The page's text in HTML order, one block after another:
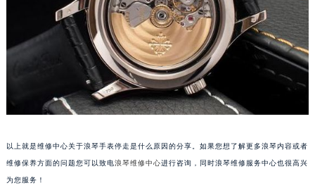
以上就是维修中心关于浪琴手表停走是什么原因的分享。如果您想了解更多浪琴内容或者
维修保养方面的问题您可以致电浪琴维修中心进行咨询，同时浪琴维修服务中心也很高兴
为您服务！